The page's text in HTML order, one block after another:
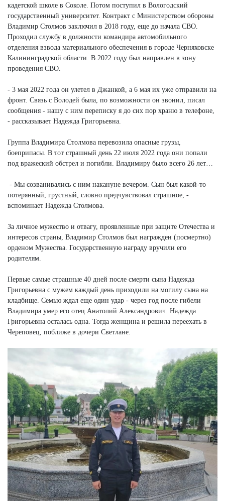
кадетской школе в Соколе. Потом поступил в Вологодский
государственный университет. Контракт с Министерством обороны
Владимир Столмов заключил в 2018 году, еще до начала СВО.
Проходил службу в должности командира автомобильного
отделения взвода материального обеспечения в городе Черняховске
Калининградской области. В 2022 году был направлен в зону
проведения СВО.
- 3 мая 2022 года он улетел в Джанкой, а 6 мая их уже отправили на
фронт. Связь с Володей была, по возможности он звонил, писал
сообщения - нашу с ним переписку я до сих пор храню в телефоне,
- рассказывает Надежда Григорьевна.
Группа Владимира Столмова перевозила опасные грузы,
боеприпасы. В тот страшный день 22 июля 2022 года они попали
под вражеский обстрел и погибли. Владимиру было всего 26 лет…
- Мы созванивались с ним накануне вечером. Сын был какой-то
потерянный, грустный, словно предчувствовал страшное, -
вспоминает Надежда Столмова.
За личное мужество и отвагу, проявленные при защите Отечества и
интересов страны, Владимир Столмов был награжден (посмертно)
орденом Мужества. Государственную награду вручили его
родителям.
Первые самые страшные 40 дней после смерти сына Надежда
Григорьевна с мужем каждый день приходили на могилу сына на
кладбище. Семью ждал еще один удар - через год после гибели
Владимира умер его отец Анатолий Александрович. Надежда
Григорьевна осталась одна. Тогда женщина и решила переехать в
Череповец, поближе в дочери Светлане.